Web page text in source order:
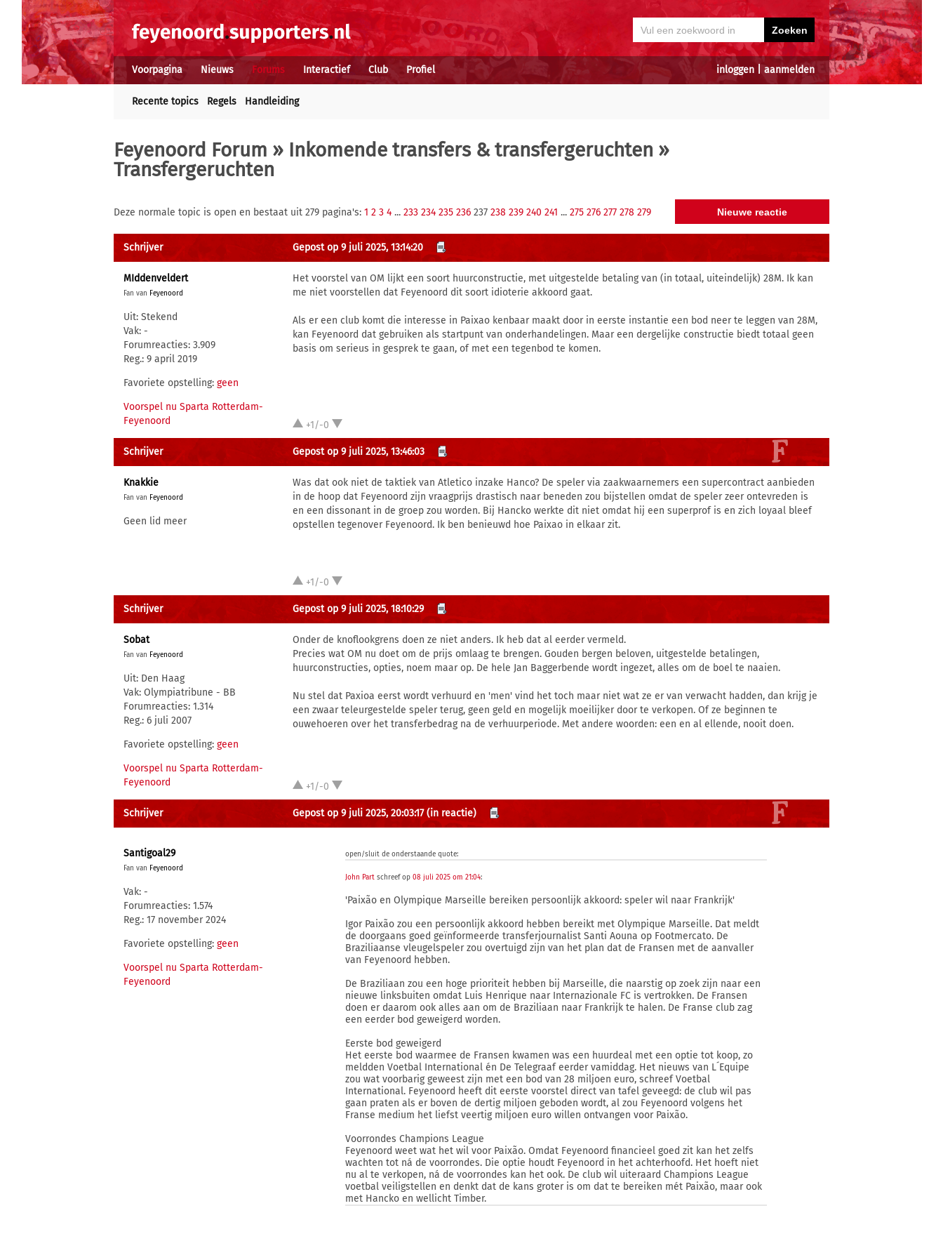
inloggen aanmelden
Voorpagina Nieuws Forums Interactief Club Profiel
Recente topics Regels Handleiding
Feyenoord Forum » Inkomende transfers & transfergeruchten »
Transfergeruchten
Deze normale topic is open en bestaat uit 279 pagina's: 1 2 3 4 ... 233 234 235 236 237 238 239 240 241 ... 275 276 277 278 279
Schrijver Gepost op 9 juli 2025, 13:14:20
MIddenveldert
Fan van Feyenoord
Uit: Stekend
Vak: -
Forumreacties: 3.909
Reg.: 9 april 2019
Favoriete opstelling: geen
Voorspel nu Sparta Rotterdam-
Feyenoord
Het voorstel van OM lijkt een soort huurconstructie, met uitgestelde betaling van (in totaal, uiteindelijk) 28M. Ik kan
me niet voorstellen dat Feyenoord dit soort idioterie akkoord gaat.
Als er een club komt die interesse in Paixao kenbaar maakt door in eerste instantie een bod neer te leggen van 28M,
kan Feyenoord dat gebruiken als startpunt van onderhandelingen. Maar een dergelijke constructie biedt totaal geen
basis om serieus in gesprek te gaan, of met een tegenbod te komen.
+1/-0
Schrijver Gepost op 9 juli 2025, 13:46:03
Knakkie
Fan van Feyenoord
Geen lid meer
Was dat ook niet de taktiek van Atletico inzake Hanco? De speler via zaakwaarnemers een supercontract aanbieden
in de hoop dat Feyenoord zijn vraagprijs drastisch naar beneden zou bijstellen omdat de speler zeer ontevreden is
en een dissonant in de groep zou worden. Bij Hancko werkte dit niet omdat hij een superprof is en zich loyaal bleef
opstellen tegenover Feyenoord. Ik ben benieuwd hoe Paixao in elkaar zit.
+1/-0
Schrijver Gepost op 9 juli 2025, 18:10:29
Sobat
Fan van Feyenoord
Uit: Den Haag
Vak: Olympiatribune - BB
Forumreacties: 1.314
Reg.: 6 juli 2007
Favoriete opstelling: geen
Voorspel nu Sparta Rotterdam-
Feyenoord
Onder de knoflookgrens doen ze niet anders. Ik heb dat al eerder vermeld.
Precies wat OM nu doet om de prijs omlaag te brengen. Gouden bergen beloven, uitgestelde betalingen,
huurconstructies, opties, noem maar op. De hele Jan Baggerbende wordt ingezet, alles om de boel te naaien.
Nu stel dat Paxioa eerst wordt verhuurd en 'men' vind het toch maar niet wat ze er van verwacht hadden, dan krijg je
een zwaar teleurgestelde speler terug, geen geld en mogelijk moeilijker door te verkopen. Of ze beginnen te
ouwehoeren over het transferbedrag na de verhuurperiode. Met andere woorden: een en al ellende, nooit doen.
+1/-0
Schrijver Gepost op 9 juli 2025, 20:03:17 (in reactie)
Santigoal29
Fan van Feyenoord
Vak: -
Forumreacties: 1.574
Reg.: 17 november 2024
Favoriete opstelling: geen
Voorspel nu Sparta Rotterdam-
Feyenoord
open/sluit de onderstaande quote:
John Part schreef op08 juli 2025 om 21:04:
'Paixão en Olympique Marseille bereiken persoonlijk akkoord: speler wil naar Frankrijk'
Igor Paixão zou een persoonlijk akkoord hebben bereikt met Olympique Marseille. Dat meldt
de doorgaans goed geïnformeerde transferjournalist Santi Aouna op Footmercato. De
Braziliaanse vleugelspeler zou overtuigd zijn van het plan dat de Fransen met de aanvaller
van Feyenoord hebben.
De Braziliaan zou een hoge prioriteit hebben bij Marseille, die naarstig op zoek zijn naar een
nieuwe linksbuiten omdat Luis Henrique naar Internazionale FC is vertrokken. De Fransen
doen er daarom ook alles aan om de Braziliaan naar Frankrijk te halen. De Franse club zag
een eerder bod geweigerd worden.
Eerste bod geweigerd
Het eerste bod waarmee de Fransen kwamen was een huurdeal met een optie tot koop, zo
meldden Voetbal International én De Telegraaf eerder vamiddag. Het nieuws van L´Equipe
zou wat voorbarig geweest zijn met een bod van 28 miljoen euro, schreef Voetbal
International. Feyenoord heeft dit eerste voorstel direct van tafel geveegd: de club wil pas
gaan praten als er boven de dertig miljoen geboden wordt, al zou Feyenoord volgens het
Franse medium het liefst veertig miljoen euro willen ontvangen voor Paixão.
Voorrondes Champions League
Feyenoord weet wat het wil voor Paixão. Omdat Feyenoord financieel goed zit kan het zelfs
wachten tot ná de voorrondes. Die optie houdt Feyenoord in het achterhoofd. Het hoeft niet
nu al te verkopen, ná de voorrondes kan het ook. De club wil uiteraard Champions League
voetbal veiligstellen en denkt dat de kans groter is om dat te bereiken mét Paixão, maar ook
met Hancko en wellicht Timber.